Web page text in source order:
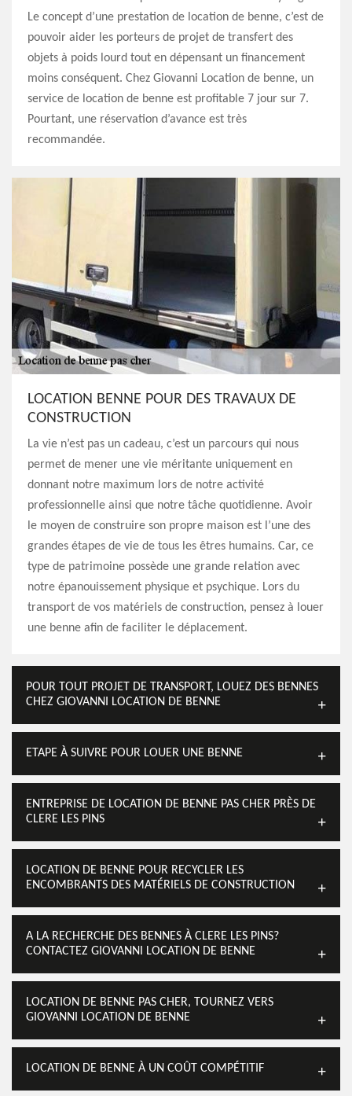
Le concept d’une prestation de location de benne, c’est de
pouvoir aider les porteurs de projet de transfert des
objets à poids lourd tout en dépensant un financement
moins conséquent. Chez Giovanni Location de benne, un
service de location de benne est profitable 7 jour sur 7.
Pourtant, une réservation d’avance est très
recommandée.
LOCATION BENNE POUR DES TRAVAUX DE
CONSTRUCTION
La vie n’est pas un cadeau, c’est un parcours qui nous
permet de mener une vie méritante uniquement en
donnant notre maximum lors de notre activité
professionnelle ainsi que notre tâche quotidienne. Avoir
le moyen de construire son propre maison est l’une des
grandes étapes de vie de tous les êtres humains. Car, ce
type de patrimoine possède une grande relation avec
notre épanouissement physique et psychique. Lors du
transport de vos matériels de construction, pensez à louer
une benne afin de faciliter le déplacement.
POUR TOUT PROJET DE TRANSPORT, LOUEZ DES BENNES
CHEZ GIOVANNI LOCATION DE BENNE
ETAPE À SUIVRE POUR LOUER UNE BENNE
ENTREPRISE DE LOCATION DE BENNE PAS CHER PRÈS DE
CLERE LES PINS
LOCATION DE BENNE POUR RECYCLER LES
ENCOMBRANTS DES MATÉRIELS DE CONSTRUCTION
A LA RECHERCHE DES BENNES À CLERE LES PINS?
CONTACTEZ GIOVANNI LOCATION DE BENNE
LOCATION DE BENNE PAS CHER, TOURNEZ VERS
GIOVANNI LOCATION DE BENNE
LOCATION DE BENNE À UN COÛT COMPÉTITIF